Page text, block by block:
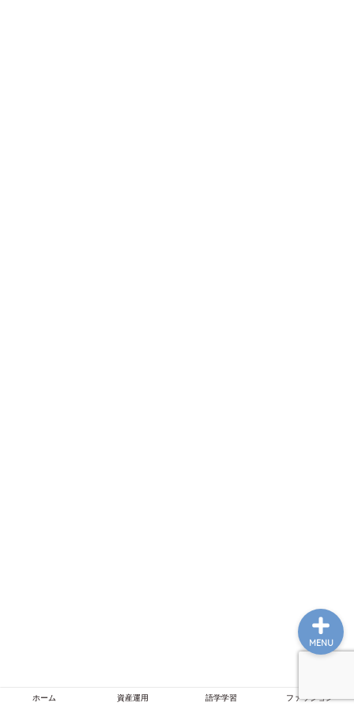
ホーム 資産運用 語学学習 ファッション
MENU